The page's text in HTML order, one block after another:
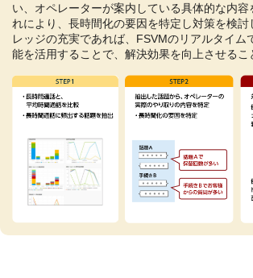
い、オペレーターが案内している具体的な内容
れにより、長時間化の要因を特定し対策を検討
レッジの充実であれば、FSVMのリアルタイム
能を活用することで、解決効果を向上させるこ